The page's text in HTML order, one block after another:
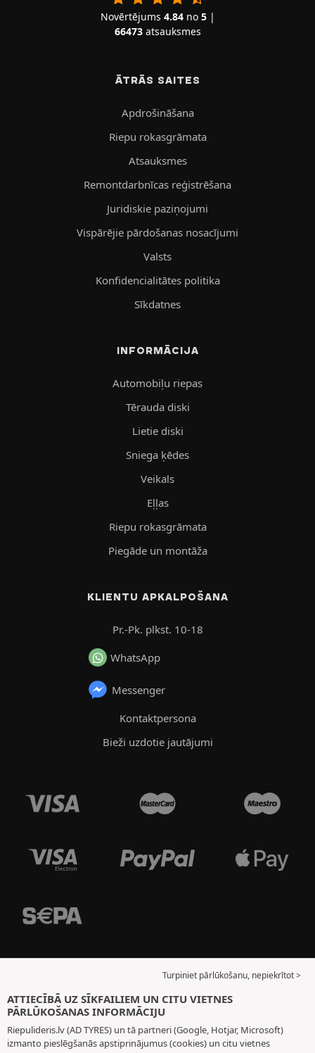
Novērtējums 4.84no 5|
66473atsauksmes
ĀTRĀS SAITES
Apdrošināšana
Riepu rokasgrāmata
Atsauksmes
Remontdarbnīcas reģistrēšana
Juridiskie paziņojumi
Vispārējie pārdošanas nosacījumi
Valsts
Konfidencialitātes politika
Sīkdatnes
INFORMĀCIJA
Automobiļu riepas
Tērauda diski
Lietie diski
Sniega ķēdes
Veikals
Eļļas
Riepu rokasgrāmata
Piegāde un montāža
KLIENTU APKALPOŠANA
Pr.-Pk. plkst. 10-18
WhatsApp
Messenger
Kontaktpersona
Bieži uzdotie jautājumi
Turpiniet pārlūkošanu, nepiekrītot >
ATTIECĪBĀ UZ SĪKFAILIEM UN CITU VIETNES
PĀRLŪKOŠANAS INFORMĀCIJU
Riepulideris.lv (AD TYRES) un tā partneri (Google, Hotjar, Microsoft)
izmanto pieslēgšanās apstiprinājumus (cookies) un citu vietnes